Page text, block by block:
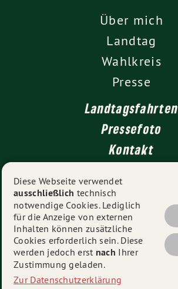
Über mich
Landtag
Wahlkreis
Presse
Landtagsfahrten
Pressefoto
Kontakt
Impressum
Datenschutz
© 2026Martina Braun MdL- Alle
Diese Webseite verwendet
ausschließlich technisch
notwendige Cookies. Lediglich
für die Anzeige von externen
Inhalten können zusätzliche
Cookies erforderlich sein. Diese
werden jedoch erst nach Ihrer
Zustimmung geladen.
Zur Datenschutzerklärung